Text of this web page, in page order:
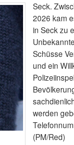
Seck.
2026 kam
in Seck zu
Schüsse
und ein
werden
(PM/Red)